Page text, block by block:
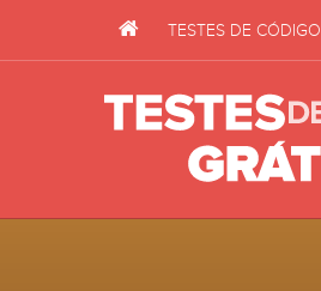
TESTES DE CÓDIGO